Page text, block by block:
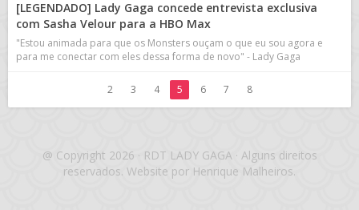
[LEGENDADO] Lady Gaga concede entrevista exclusiva
com Sasha Velour para a HBO Max
"Estou animada para que os Monsters ouçam o que eu sou agora e
para me conectar com eles dessa forma de novo" - Lady Gaga
2 3 4 5 6 7 8
@ Copyright 2026 · RDT LADY GAGA · Alguns direitos
reservados. Website por Henrique Malheiros.